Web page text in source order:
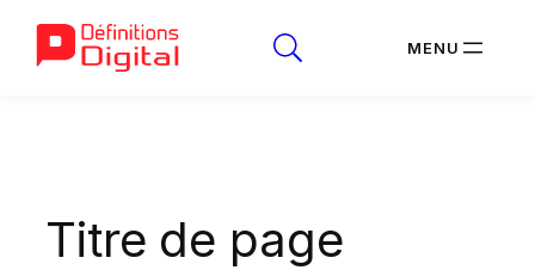
Titre de page